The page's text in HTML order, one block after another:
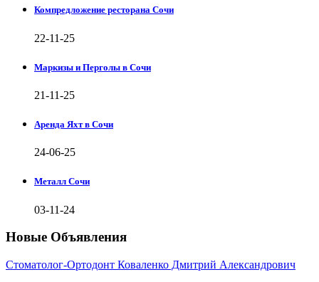
Компредложение ресторана Сочи
22-11-25
Маркизы и Перголы в Сочи
21-11-25
Аренда Яхт в Сочи
24-06-25
Металл Сочи
03-11-24
Новые Объявления
Стоматолог-Ортодонт Коваленко Дмитрий Александрович